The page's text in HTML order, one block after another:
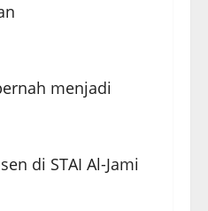
menjadi
di STAI Al-Jami